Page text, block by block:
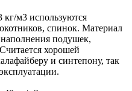
м3 используются
спинок. Материал
подушек,
хорошей
и синтепону, так